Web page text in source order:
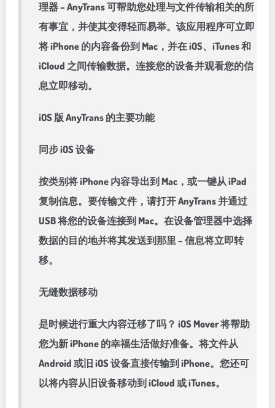
理器 – AnyTrans 可帮助您处理与文件传输相关的所
有事宜，并使其变得轻而易举。该应用程序可立即
将 iPhone 的内容备份到 Mac，并在 iOS、iTunes 和
iCloud 之间传输数据。连接您的设备并观看您的信
息立即移动。
iOS 版 AnyTrans 的主要功能
同步 iOS 设备
按类别将 iPhone 内容导出到 Mac，或一键从 iPad
复制信息。要传输文件，请打开 AnyTrans 并通过
USB 将您的设备连接到 Mac。在设备管理器中选择
数据的目的地并将其发送到那里 – 信息将立即转
移。
无缝数据移动
是时候进行重大内容迁移了吗？ iOS Mover 将帮助
您为新 iPhone 的幸福生活做好准备。将文件从
Android 或旧 iOS 设备直接传输到 iPhone。您还可
以将内容从旧设备移动到 iCloud 或 iTunes。